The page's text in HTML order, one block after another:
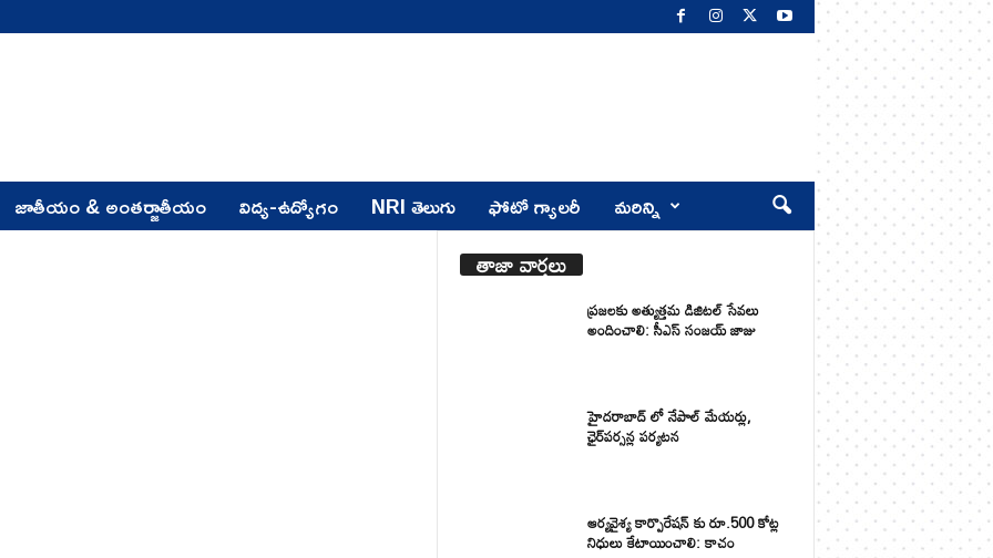
జాతీయం & అంతర్జాతీయం విద్య-ఉద్యోగం NRI తెలుగు ఫోటో గ్యాలరీ మరిన్ని
తాజా వార్తలు
ప్రజలకు అత్యుత్తమ డిజిటల్ సేవలు
అందించాలి: సీఎస్ సంజయ్ జాజు
హైదరాబాద్ లో నేపాల్ మేయర్లు,
ఛైర్‌పర్సన్ల పర్యటన
ఆర్యవైశ్య కార్పొరేషన్ కు రూ.500 కోట్ల
నిధులు కేటాయించాలి: కాచం